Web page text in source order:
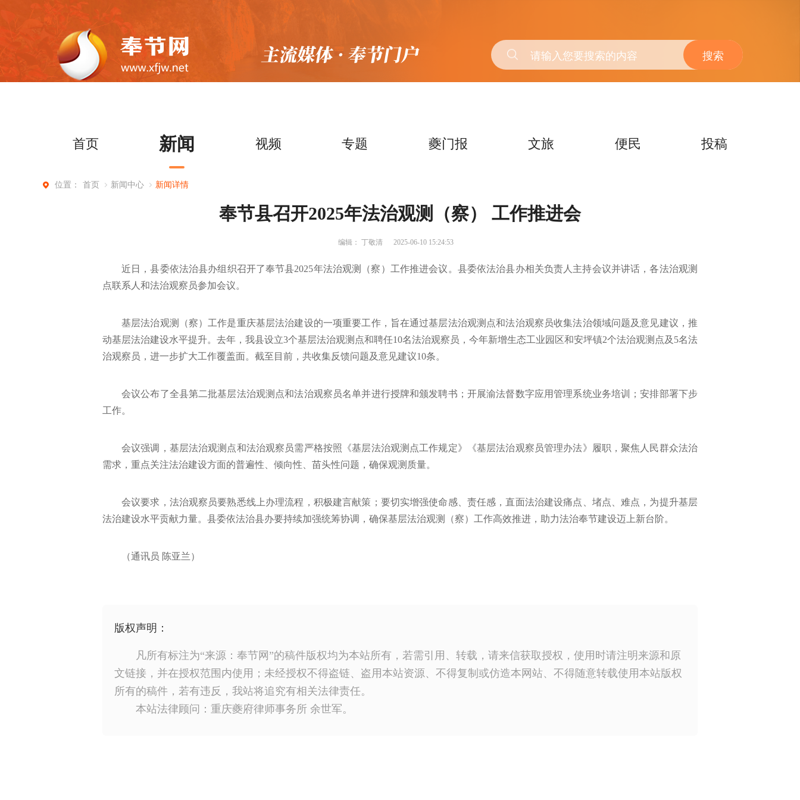
搜索
首页 新闻 视频 专题 夔门报 文旅 便民 投稿
位置： 首页 新闻中心 新闻详情
奉节县召开2025年法治观测（察） 工作推进会
编辑： 丁敬清 2025-06-10 15:24:53
近日，县委依法治县办组织召开了奉节县2025年法治观测（察）工作推进会议。县委依法治县办相关负责人主持会议并讲话，各法治观测
点联系人和法治观察员参加会议。
基层法治观测（察）工作是重庆基层法治建设的一项重要工作，旨在通过基层法治观测点和法治观察员收集法治领域问题及意见建议，推
动基层法治建设水平提升。去年，我县设立3个基层法治观测点和聘任10名法治观察员，今年新增生态工业园区和安坪镇2个法治观测点及5名法
治观察员，进一步扩大工作覆盖面。截至目前，共收集反馈问题及意见建议10条。
会议公布了全县第二批基层法治观测点和法治观察员名单并进行授牌和颁发聘书；开展渝法督数字应用管理系统业务培训；安排部署下步
工作。
会议强调，基层法治观测点和法治观察员需严格按照《基层法治观测点工作规定》《基层法治观察员管理办法》履职，聚焦人民群众法治
需求，重点关注法治建设方面的普遍性、倾向性、苗头性问题，确保观测质量。
会议要求，法治观察员要熟悉线上办理流程，积极建言献策； 要切实增强使命感、责任感，直面法治建设痛点、堵点、难点，为提升基层
法治建设水平贡献力量。县委依法治县办要持续加强统筹协调，确保基层法治观测（察）工作高效推进，助力法治奉节建设迈上新台阶。
（通讯员 陈亚兰）
版权声明：
凡所有标注为“来源：奉节网”的稿件版权均为本站所有，若需引用、转载，请来信获取授权，使用时请注明来源和原
文链接，并在授权范围内使用；未经授权不得盗链、盗用本站资源、不得复制或仿造本网站、不得随意转载使用本站版权
所有的稿件，若有违反，我站将追究有相关法律责任。
本站法律顾问：重庆夔府律师事务所 余世军。